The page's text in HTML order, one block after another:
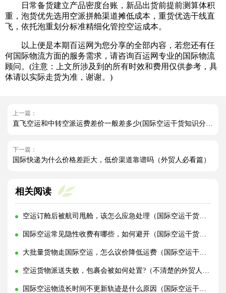
日常备货建立产品密度台账，新品出货前提前测算体积
重，泡货优先选用空派拼舱渠道摊低成本，重货优选干线直
飞，依托泡重划分标准精细化管控空运成本。
以上便是本期百运网为您分享的全部内容，若您还有任
何国际物流方面的服务需求，请咨询百运网专业的国际物流
顾问。(注意：上文所涉及到的所有时效和费用仅供参考，具
体请以实际走货为准，谢谢。)
上一篇：
下一篇：
国际快递为什么价格差距大，低价渠道靠谱吗（外贸人必看篇）
相关阅读
空运订舱后被航司甩舱，该怎么应急处理（国际空运干货知识分享）
国际空运常见隐性收费有哪些，如何避开（国际空运干货知识分享）
大批量货物走国际空运，怎么议价降低运费（国际空运干货知识分享）
空运货物派送失败，包裹会被如何处置?（不清楚的外贸人看过来）
国际空运物流长时间不更新轨迹是什么原因（国际空运干货知识分享）